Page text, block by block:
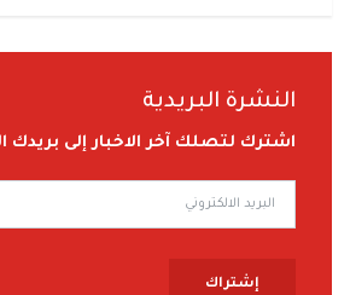
النشرة البريدية
اشترك لتصلك آخر الاخبار إلى بريدك
إشتراك